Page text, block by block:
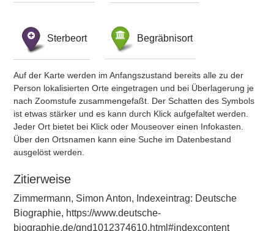
Sterbeort Begräbnisort
Auf der Karte werden im Anfangszustand bereits alle zu der
Person lokalisierten Orte eingetragen und bei Überlagerung je
nach Zoomstufe zusammengefaßt. Der Schatten des Symbols
ist etwas stärker und es kann durch Klick aufgefaltet werden.
Jeder Ort bietet bei Klick oder Mouseover einen Infokasten.
Über den Ortsnamen kann eine Suche im Datenbestand
ausgelöst werden.
Zitierweise
Zimmermann, Simon Anton, Indexeintrag: Deutsche
Biographie, https://www.deutsche-
biographie.de/gnd1012374610.html#indexcontent